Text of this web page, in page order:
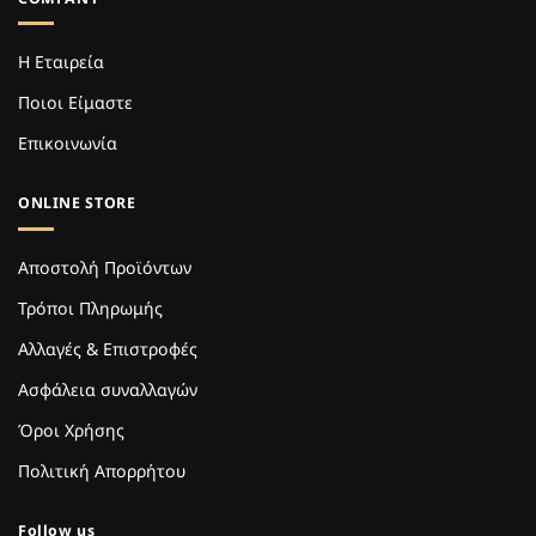
Η Εταιρεία
Ποιοι Είμαστε
Επικοινωνία
ONLINE STORE
Αποστολή Προϊόντων
Τρόποι Πληρωμής
Αλλαγές & Επιστροφές
Ασφάλεια συναλλαγών
Όροι Χρήσης
Πολιτική Απορρήτου
Follow us